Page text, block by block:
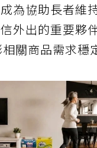
為協助長者維
外出的重要夥
關商品需求穩